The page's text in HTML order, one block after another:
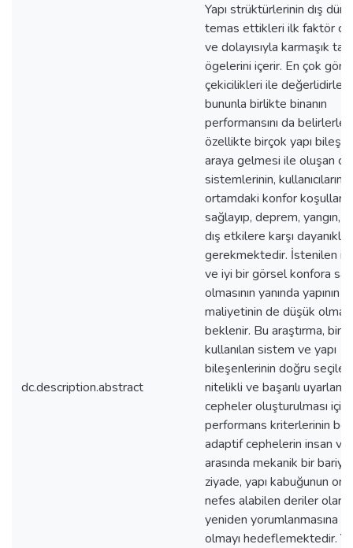
dc.description.abstract
Yapı strüktürlerinin dış
temas ettikleri ilk faktör
ve dolayısıyla karmaşık
ögelerini içerir. En çok
çekicilikleri ile değerlidirler
bununla birlikte binanın
performansını da
özellikte birçok yapı
araya gelmesi ile oluşan
sistemlerinin, kullanıcıların
ortamdaki konfor koşullarını
sağlayıp, deprem, yangın,
dış etkilere karşı dayanıklı
gerekmektedir. İstenilen
ve iyi bir görsel konfora
olmasının yanında yapının
maliyetinin de düşük olması
beklenir. Bu araştırma,
kullanılan sistem ve yapı
bileşenlerinin doğru
nitelikli ve başarılı
cepheler oluşturulması için
performans kriterlerinin
adaptif cephelerin insan ve
arasında mekanik bir
ziyade, yapı kabuğunun
nefes alabilen deriler
yeniden yorumlanmasına
olmayı hedeflemektedir.